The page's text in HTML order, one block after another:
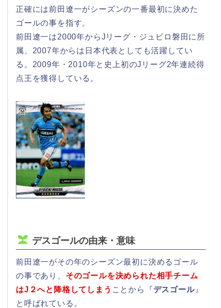
正確には前田遼一がシーズンの一番最初に決めた
ゴールの事を指す。
前田遼一は2000年からJリーグ・ジュビロ磐田に所
属、2007年からは日本代表としても活躍してい
る。2009年・2010年と史上初のJリーグ2年連続得
点王を獲得している。
デスゴールの由来・意味
前田遼一がその年のシーズン最初に決めるゴール
の事であり、 そのゴールを決められた相手チーム
はJ２へと降格してしまう ことから『デスゴール』
と呼ばれている。